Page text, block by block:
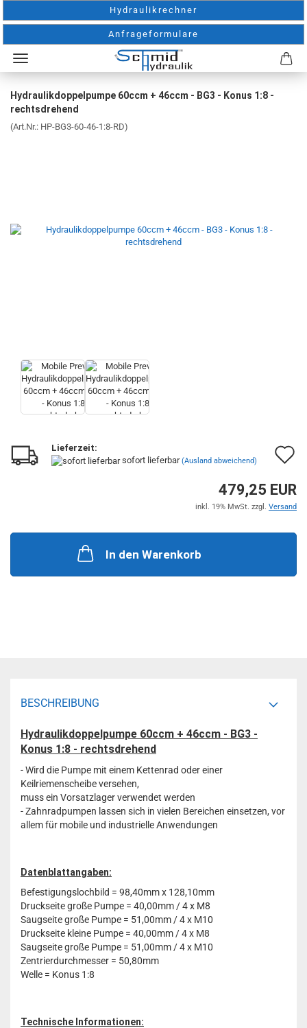
Hydraulikrechner
Anfrageformulare
Hydraulikdoppelpumpe 60ccm + 46ccm - BG3 - Konus 1:8 -
rechtsdrehend
(Art.Nr.: HP-BG3-60-46-1:8-RD)
Lieferzeit:
sofort lieferbar(Ausland abweichend)
479,25 EUR
inkl. 19% MwSt. zzgl. Versand
In den Warenkorb
BESCHREIBUNG
Hydraulikdoppelpumpe 60ccm + 46ccm - BG3 -
Konus 1:8 - rechtsdrehend
- Wird die Pumpe mit einem Kettenrad oder einer
Keilriemenscheibe versehen,
muss ein Vorsatzlager verwendet werden
- Zahnradpumpen lassen sich in vielen Bereichen einsetzen, vor
allem für mobile und industrielle Anwendungen
Datenblattangaben:
Befestigungslochbild = 98,40mm x 128,10mm
Druckseite große Pumpe = 40,00mm / 4 x M8
Saugseite große Pumpe = 51,00mm / 4 x M10
Druckseite kleine Pumpe = 40,00mm / 4 x M8
Saugseite große Pumpe = 51,00mm / 4 x M10
Zentrierdurchmesser = 50,80mm
Welle = Konus 1:8
Technische Informationen: